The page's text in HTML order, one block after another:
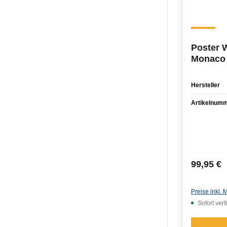
Poster
Hersteller
99,95 €
Preise inkl.
Sofort